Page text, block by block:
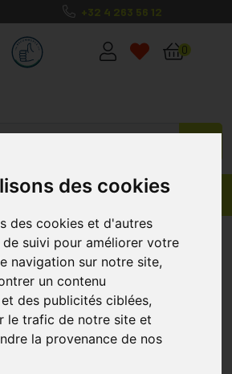
des cookies
des cookies et d'autres
suivi pour améliorer votre
navigation sur notre site,
un contenu
des publicités ciblées,
le trafic de notre site et
la provenance de nos
+32 4 263 56 12
MaPharmacie.be ma santé, mes
0
Produits
Spray
200ml